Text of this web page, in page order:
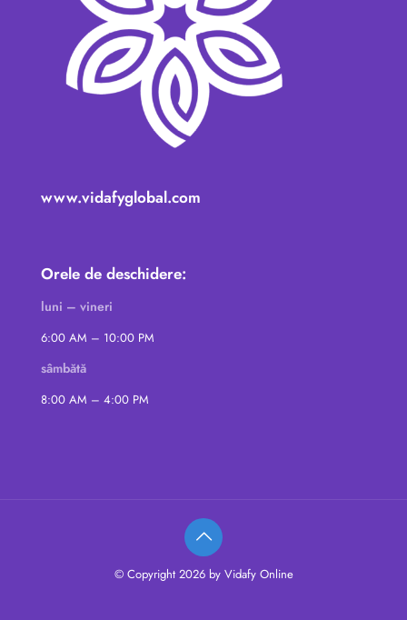
www.vidafyglobal.com
Orele de deschidere:
luni – vineri
6:00 AM – 10:00 PM
sâmbătă
8:00 AM – 4:00 PM
© Copyright 2026 by Vidafy Online